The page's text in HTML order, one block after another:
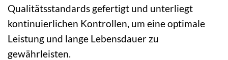
Qualitätsstandards gefertigt und unterliegt
kontinuierlichen Kontrollen, um eine optimale
Leistung und lange Lebensdauer zu
gewährleisten.